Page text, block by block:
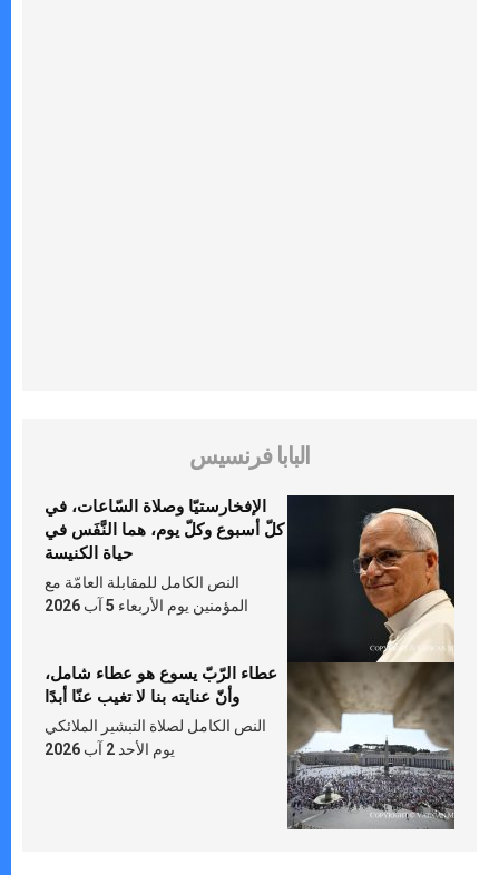
البابا فرنسيس
الإفخارستيّا وصلاة السّاعات، في
كلّ أسبوع وكلّ يوم، هما النَّفَس في
حياة الكنيسة
النص الكامل للمقابلة العامّة مع
المؤمنين يوم الأربعاء 5 آب 2026
عطاء الرّبّ يسوع هو عطاء شامل،
وأنّ عنايته بنا لا تغيب عنّا أبدًا
النص الكامل لصلاة التبشير الملائكي
يوم الأحد 2 آب 2026